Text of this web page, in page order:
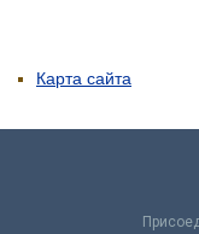
Карта сайта